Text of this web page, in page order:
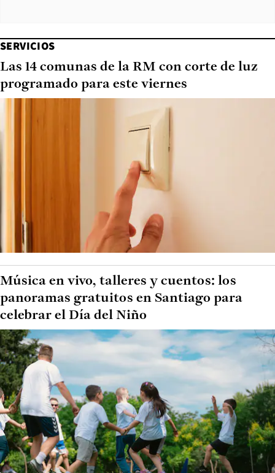
SERVICIOS
Las 14 comunas de la RM con corte de luz
programado para este viernes
Música en vivo, talleres y cuentos: los
panoramas gratuitos en Santiago para
celebrar el Día del Niño